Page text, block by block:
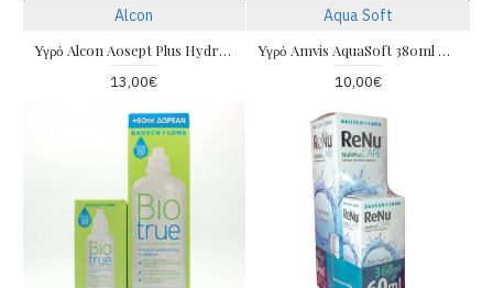
Alcon
Υγρό Alcon Aosept Plus Hydraglyde 360ml
13,00€
Aqua Soft
Υγρό Amvis AquaSoft 380ml & Extra Bottle 60ml
10,00€